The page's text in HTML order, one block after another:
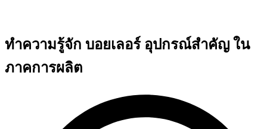
ทำความรู้จัก บอยเลอร์ อุปกรณ์สำคัญ ใน
ภาคการผลิต